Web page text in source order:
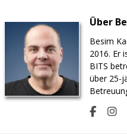
Über
Besim
2016. Er
BITS
über 25-